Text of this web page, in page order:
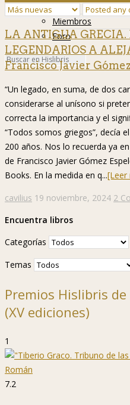
Grupos
Miembros
Foro
LA ANTIGUA GRECIA.
LEGENDARIOS A
Francisco Javier
“Un legado, en suma, de dos
considerarse al unísono si
correcta la importancia y el
“Todos somos griegos”, decía
200 años. Nos lo recuerda ya
de Francisco Javier Gómez
Books. En la medida en q...[Leer
cavilius 19 noviembre, 2024 2
Encuentra libros
Categorías
Temas
Premios Hislibris
(XV ediciones)
1
7.2